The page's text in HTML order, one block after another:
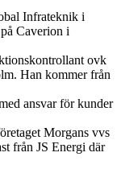
Infrateknik i
Caverion i
ovk
Han kommer från
ansvar för kunder
Morgans vvs
från JS Energi där